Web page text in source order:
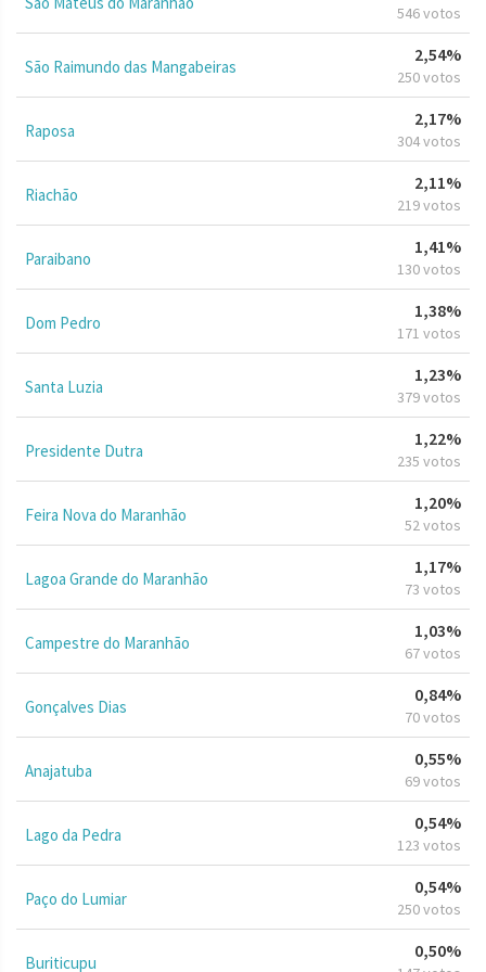
546 votos
São Raimundo das Mangabeiras
2,54%
250 votos
Raposa
2,17%
304 votos
Riachão
2,11%
219 votos
Paraibano
1,41%
130 votos
Dom Pedro
1,38%
171 votos
Santa Luzia
1,23%
379 votos
Presidente Dutra
1,22%
235 votos
Feira Nova do Maranhão
1,20%
52 votos
Lagoa Grande do Maranhão
1,17%
73 votos
Campestre do Maranhão
1,03%
67 votos
Gonçalves Dias
0,84%
70 votos
Anajatuba
0,55%
69 votos
Lago da Pedra
0,54%
123 votos
Paço do Lumiar
0,54%
250 votos
Buriticupu
0,50%